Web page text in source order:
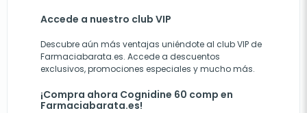
Accede a nuestro club VIP
Descubre aún más ventajas uniéndote al club VIP de
Farmaciabarata.es. Accede a descuentos
exclusivos, promociones especiales y mucho más.
¡Compra ahora Cognidine 60 comp en
Farmaciabarata.es!